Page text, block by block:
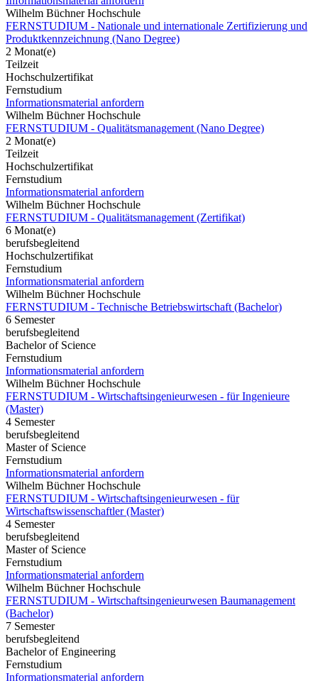
Wilhelm Büchner Hochschule
FERNSTUDIUM - Nationale und internationale Zertifizierung und
Produktkennzeichnung (Nano Degree)
2 Monat(e)
Teilzeit
Hochschulzertifikat
Fernstudium
Informationsmaterial anfordern
Wilhelm Büchner Hochschule
FERNSTUDIUM - Qualitätsmanagement (Nano Degree)
2 Monat(e)
Teilzeit
Hochschulzertifikat
Fernstudium
Informationsmaterial anfordern
Wilhelm Büchner Hochschule
FERNSTUDIUM - Qualitätsmanagement (Zertifikat)
6 Monat(e)
berufsbegleitend
Hochschulzertifikat
Fernstudium
Informationsmaterial anfordern
Wilhelm Büchner Hochschule
FERNSTUDIUM - Technische Betriebswirtschaft (Bachelor)
6 Semester
berufsbegleitend
Bachelor of Science
Fernstudium
Informationsmaterial anfordern
Wilhelm Büchner Hochschule
FERNSTUDIUM - Wirtschaftsingenieurwesen - für Ingenieure
(Master)
4 Semester
berufsbegleitend
Master of Science
Fernstudium
Informationsmaterial anfordern
Wilhelm Büchner Hochschule
FERNSTUDIUM - Wirtschaftsingenieurwesen - für
Wirtschaftswissenschaftler (Master)
4 Semester
berufsbegleitend
Master of Science
Fernstudium
Informationsmaterial anfordern
Wilhelm Büchner Hochschule
FERNSTUDIUM - Wirtschaftsingenieurwesen Baumanagement
(Bachelor)
7 Semester
berufsbegleitend
Bachelor of Engineering
Fernstudium
Informationsmaterial anfordern